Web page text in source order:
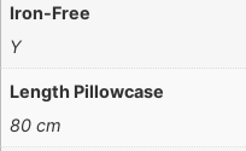
Iron-Free
Y
Length Pillowcase
80 cm